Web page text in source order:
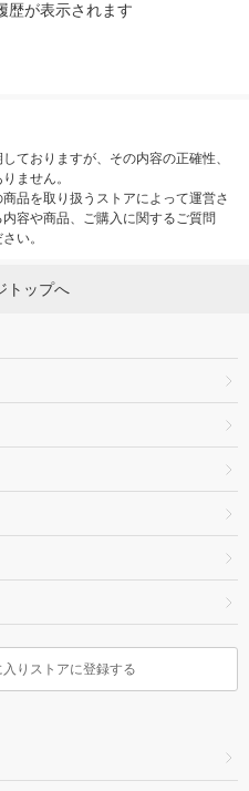
歴が表示されます
ておりますが、その内容の正確性、
ません。
品を取り扱うストアによって運営さ
容や商品、ご購入に関するご質問
い。
トップへ
りストアに登録する